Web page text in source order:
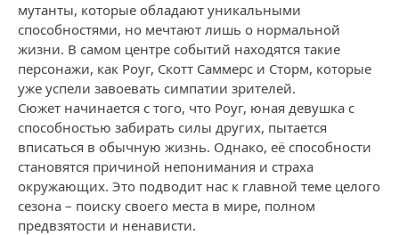
мутанты, которые обладают уникальными
способностями, но мечтают лишь о нормальной
жизни. В самом центре событий находятся такие
персонажи, как Роуг, Скотт Саммерс и Сторм, которые
уже успели завоевать симпатии зрителей.
Сюжет начинается с того, что Роуг, юная девушка с
способностью забирать силы других, пытается
вписаться в обычную жизнь. Однако, её способности
становятся причиной непонимания и страха
окружающих. Это подводит нас к главной теме целого
сезона – поиску своего места в мире, полном
предвзятости и ненависти.